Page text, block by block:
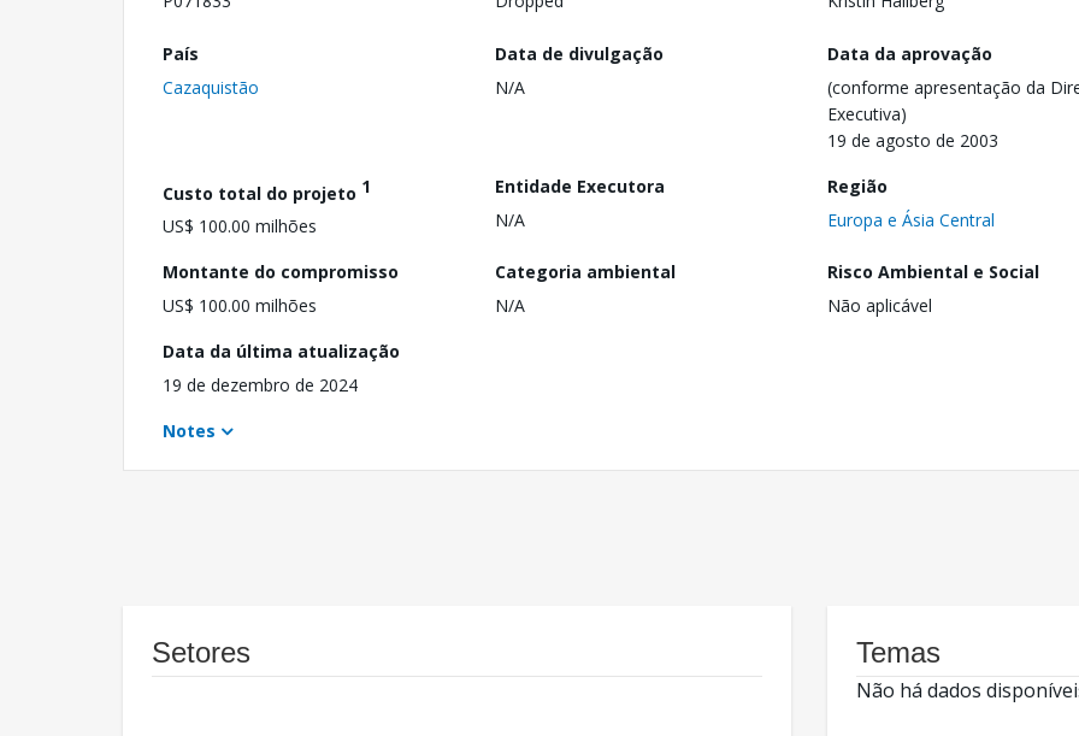
País
Cazaquistão
Data de divulgação
N/A
Data da aprovação
(conforme apresentação da
Executiva)
19 de agosto de 2003
Custo total do projeto 1
US$ 100.00 milhões
Entidade Executora
N/A
Região
Europa e Ásia Central
Montante do compromisso
US$ 100.00 milhões
Categoria ambiental
N/A
Risco Ambiental e Social
Não aplicável
Data da última atualização
19 de dezembro de 2024
Notes
Setores Temas
Não há dados